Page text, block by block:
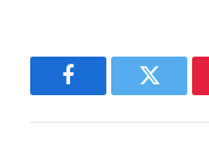
FacebookGorjeo